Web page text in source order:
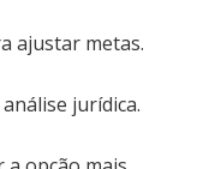
ajustar metas.
jurídica.